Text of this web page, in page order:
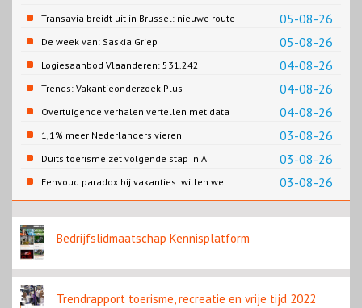
05-08-26
Transavia breidt uit in Brussel: nieuwe route
naar Porto
05-08-26
De week van: Saskia Griep
04-08-26
Logiesaanbod Vlaanderen: 531.242
slaapplaatsen
04-08-26
Trends: Vakantieonderzoek Plus
04-08-26
Overtuigende verhalen vertellen met data
03-08-26
1,1% meer Nederlanders vieren
zomervakantie in Turkije
03-08-26
Duits toerisme zet volgende stap in AI
content
03-08-26
Eenvoud paradox bij vakanties: willen we
eenvoud of toch goed verzorgd?
Bedrijfslidmaatschap Kennisplatform
Trendrapport toerisme, recreatie en vrije tijd 2022